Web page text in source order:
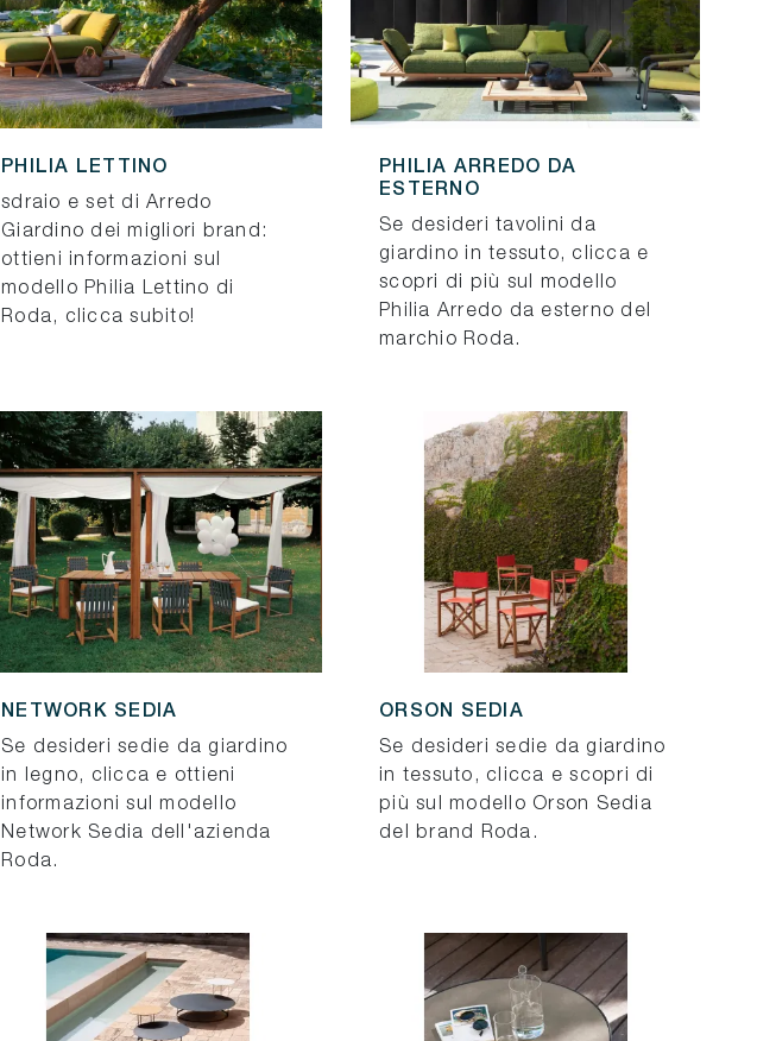
PHILIA LETTINO
sdraio e set di Arredo
Giardino dei migliori brand:
ottieni informazioni sul
modello Philia Lettino di
Roda, clicca subito!
PHILIA ARREDO DA
ESTERNO
Se desideri tavolini da
giardino in tessuto, clicca e
scopri di più sul modello
Philia Arredo da esterno del
marchio Roda.
NETWORK SEDIA
Se desideri sedie da giardino
in legno, clicca e ottieni
informazioni sul modello
Network Sedia dell'azienda
Roda.
ORSON SEDIA
Se desideri sedie da giardino
in tessuto, clicca e scopri di
più sul modello Orson Sedia
del brand Roda.